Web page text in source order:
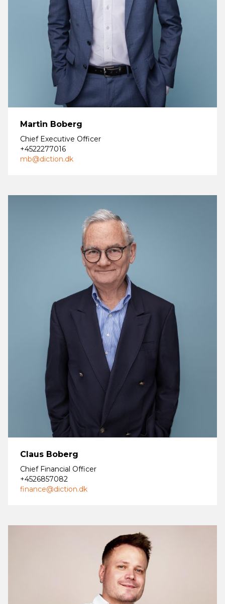
Martin Boberg
Chief Executive Officer
+4522277016
mb@diction.dk
Claus Boberg
Chief Financial Officer
+4526857082
finance@diction.dk